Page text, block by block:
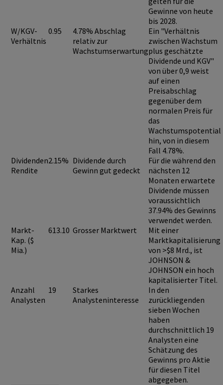
Gewinne von heute
bis 2028.
W/KGV-
Verhältnis
0.95
4.78% Abschlag
relativ zur
Wachstumserwartung
Ein "Verhältnis
zwischen Wachstum
plus geschätzte
Dividende und KGV"
von über 0,9 weist
auf einen
Preisabschlag
gegenüber dem
normalen Preis für
das
Wachstumspotential
hin, von in diesem
Fall 4.78%.
Dividenden
Rendite
2.15% Dividende durch
Gewinn gut gedeckt
Für die während den
nächsten 12
Monaten erwartete
Dividende müssen
voraussichtlich
37.94% des Gewinns
verwendet werden.
Markt-
Kap. ($
Mia.)
613.10 Grosser Marktwert
Mit einer
Marktkapitalisierung
von >$8 Mrd., ist
JOHNSON &
JOHNSON ein hoch
kapitalisierter Titel.
Anzahl
Analysten
19
Starkes
Analysteninteresse
In den
zurückliegenden
sieben Wochen
haben
durchschnittlich 19
Analysten eine
Schätzung des
Gewinns pro Aktie
für diesen Titel
abgegeben.